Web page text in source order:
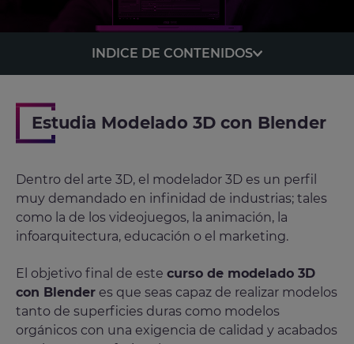
INDICE DE CONTENIDOS
Estudia Modelado 3D con Blender
Dentro del arte 3D, el modelador 3D es un perfil
muy demandado en infinidad de industrias; tales
como la de los videojuegos, la animación, la
infoarquitectura, educación o el marketing.
El objetivo final de este curso de modelado 3D
con Blender es que seas capaz de realizar modelos
tanto de superficies duras como modelos
orgánicos con una exigencia de calidad y acabados